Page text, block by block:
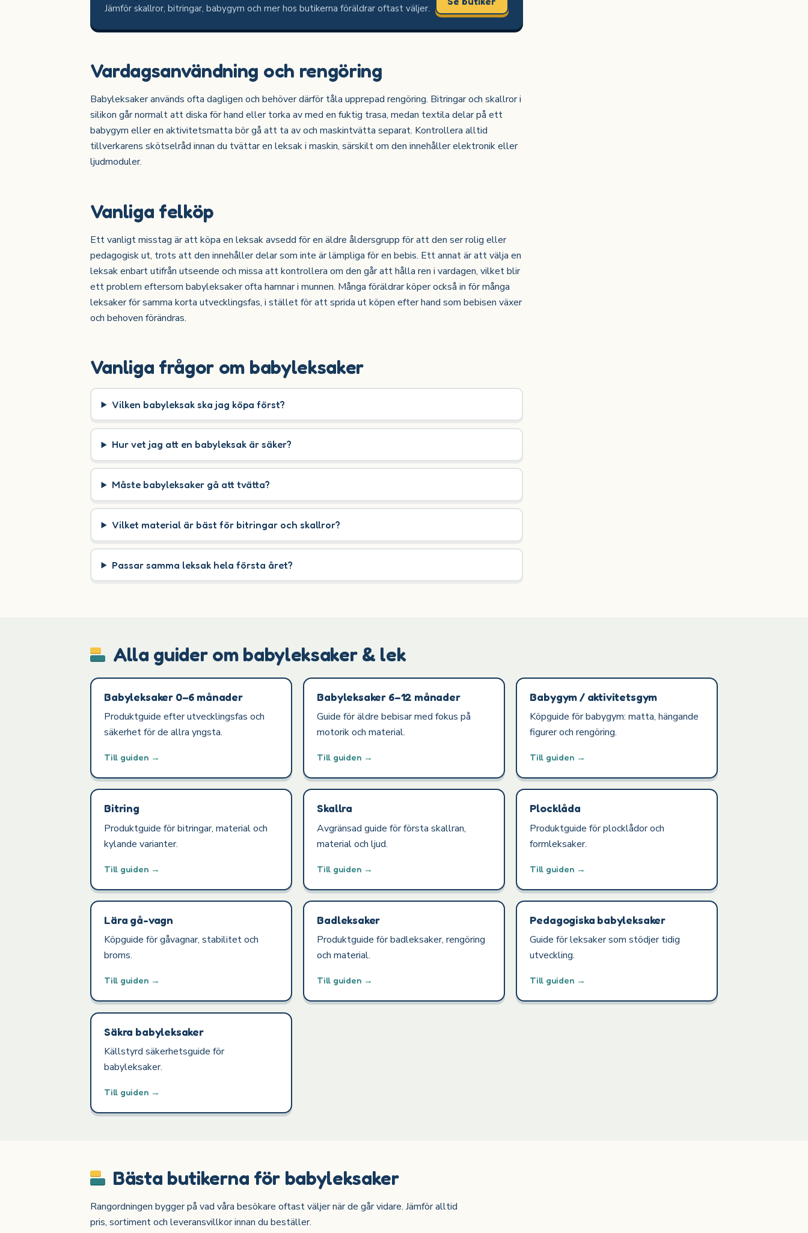
Jämför skallror, bitringar, babygym och mer hos butikerna föräldrar oftast väljer.
Vardagsanvändning och rengöring
Babyleksaker används ofta dagligen och behöver därför tåla upprepad rengöring. Bitringar och skallror i
silikon går normalt att diska för hand eller torka av med en fuktig trasa, medan textila delar på ett
babygym eller en aktivitetsmatta bör gå att ta av och maskintvätta separat. Kontrollera alltid
tillverkarens skötselråd innan du tvättar en leksak i maskin, särskilt om den innehåller elektronik eller
ljudmoduler.
Vanliga felköp
Ett vanligt misstag är att köpa en leksak avsedd för en äldre åldersgrupp för att den ser rolig eller
pedagogisk ut, trots att den innehåller delar som inte är lämpliga för en bebis. Ett annat är att välja en
leksak enbart utifrån utseende och missa att kontrollera om den går att hålla ren i vardagen, vilket blir
ett problem eftersom babyleksaker ofta hamnar i munnen. Många föräldrar köper också in för många
leksaker för samma korta utvecklingsfas, i stället för att sprida ut köpen efter hand som bebisen växer
och behoven förändras.
Vanliga frågor om babyleksaker
Vilken babyleksak ska jag köpa först?
Hur vet jag att en babyleksak är säker?
Måste babyleksaker gå att tvätta?
Vilket material är bäst för bitringar och skallror?
Passar samma leksak hela första året?
Alla guider om babyleksaker & lek
Babyleksaker 0–6 månader
Produktguide efter utvecklingsfas och
säkerhet för de allra yngsta.
Till guiden →
Babyleksaker 6–12 månader
Guide för äldre bebisar med fokus på
motorik och material.
Till guiden →
Babygym / aktivitetsgym
Köpguide för babygym: matta, hängande
figurer och rengöring.
Till guiden →
Bitring
Produktguide för bitringar, material och
kylande varianter.
Till guiden →
Skallra
Avgränsad guide för första skallran,
material och ljud.
Till guiden →
Plocklåda
Produktguide för plocklådor och
formleksaker.
Till guiden →
Lära gå-vagn
Köpguide för gåvagnar, stabilitet och
broms.
Till guiden →
Badleksaker
Produktguide för badleksaker, rengöring
och material.
Till guiden →
Pedagogiska babyleksaker
Guide för leksaker som stödjer tidig
utveckling.
Till guiden →
Säkra babyleksaker
Källstyrd säkerhetsguide för
babyleksaker.
Till guiden →
Bästa butikerna för babyleksaker
Rangordningen bygger på vad våra besökare oftast väljer när de går vidare. Jämför alltid
pris, sortiment och leveransvillkor innan du beställer.